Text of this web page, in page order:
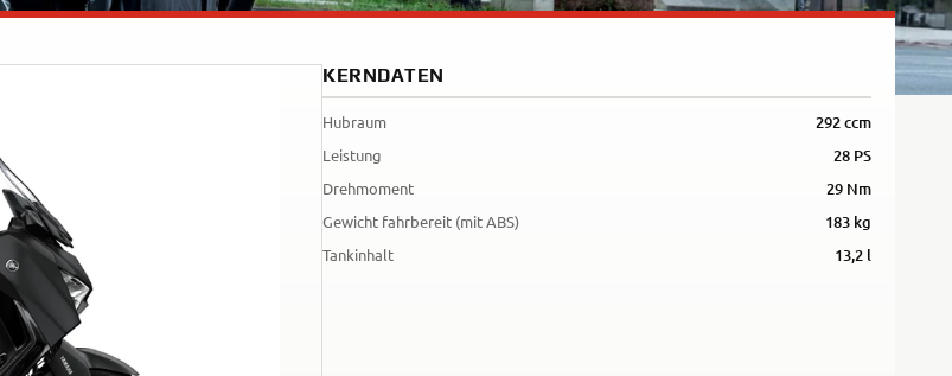
KERNDATEN
Hubraum 292 ccm
Leistung 28 PS
Drehmoment 29 Nm
Gewicht fahrbereit (mit ABS) 183 kg
Tankinhalt 13,2 l